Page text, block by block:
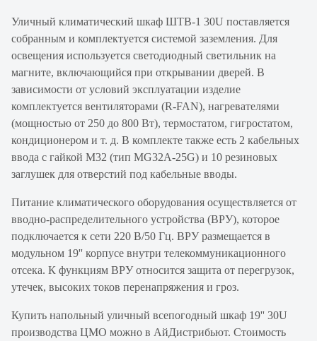
Уличный климатический шкаф ШТВ-1 30U поставляется
собранным и комплектуется системой заземления. Для
освещения используется светодиодный светильник на
магните, включающийся при открывании дверей. В
зависимости от условий эксплуатации изделие
комплектуется вентиляторами (R-FAN), нагревателями
(мощностью от 250 до 800 Вт), термостатом, гигростатом,
кондиционером и т. д. В комплекте также есть 2 кабельных
ввода с гайкой М32 (тип MG32A-25G) и 10 резиновых
заглушек для отверстий под кабельные вводы.
Питание климатического оборудования осуществляется от
вводно-распределительного устройства (ВРУ), которое
подключается к сети 220 В/50 Гц. ВРУ размещается в
модульном 19'' корпусе внутри телекоммуникационного
отсека. К функциям ВРУ относится защита от перегрузок,
утечек, высоких токов перенапряжения и гроз.
Купить напольный уличный всепогодный шкаф 19'' 30U
производства ЦМО можно в АйДистрибьют. Стоимость